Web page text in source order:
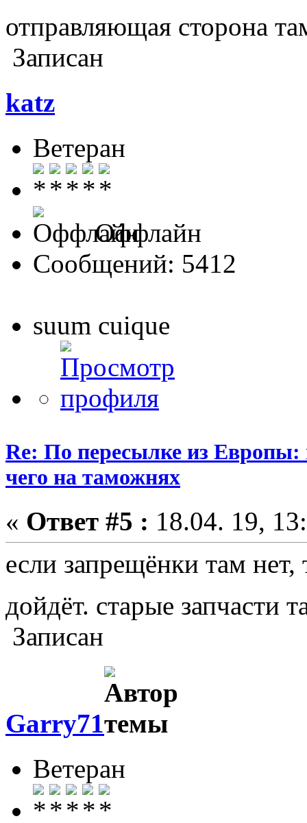
отправляющая сторона
Записан
katz
Ветеран
Оффлайн
Сообщений: 5412
suum cuique
Re: По пересылке из Европы:
чего на таможнях
« Ответ #5 : 18.04. 19,
если запрещёнки там нет,
дойдёт. старые
Записан
Garry71
Ветеран